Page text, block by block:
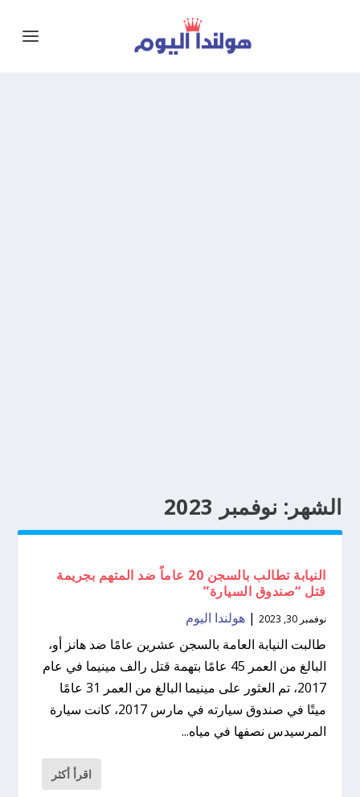
الشهر: نوفمبر 2023
النيابة تطالب بالسجن 20 عاماً ضد المتهم بجريمة
قتل “صندوق السيارة”
نوفمبر 30, 2023 |هولندا اليوم
طالبت النيابة العامة بالسجن عشرين عامًا ضد هانز أو،
البالغ من العمر 45 عامًا بتهمة قتل رالف مينيما في عام
2017، تم العثور على مينيما البالغ من العمر 31 عامًا
ميتًا في صندوق سيارته في مارس 2017، كانت سيارة
المرسيدس نصفها في مياه...
اقرأ أكثر